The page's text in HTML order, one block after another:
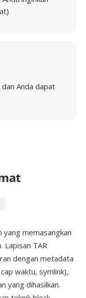
Anda dapat
yang memasangkan
Lapisan TAR
dengan metadata
waktu, symlink),
yang dihasilkan.